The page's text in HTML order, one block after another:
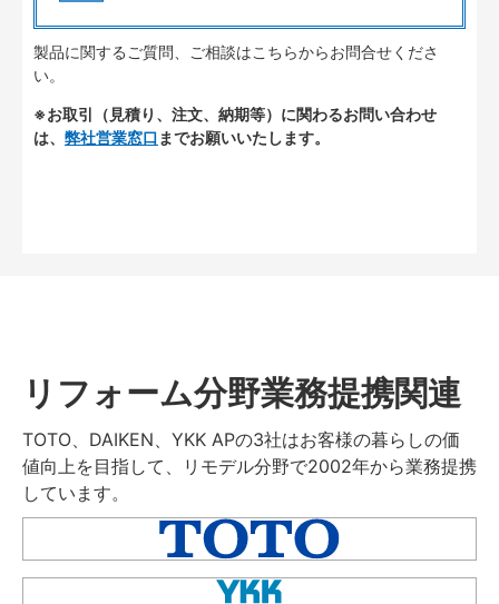
製品に関するご質問、ご相談はこちらからお問合せくださ
い。
※お取引（見積り、注文、納期等）に関わるお問い合わせ
は、 弊社営業窓口 までお願いいたします。
リフォーム分野業務提携関連
TOTO、DAIKEN、YKK APの3社はお客様の暮らしの価
値向上を目指して、リモデル分野で2002年から業務提携
しています。